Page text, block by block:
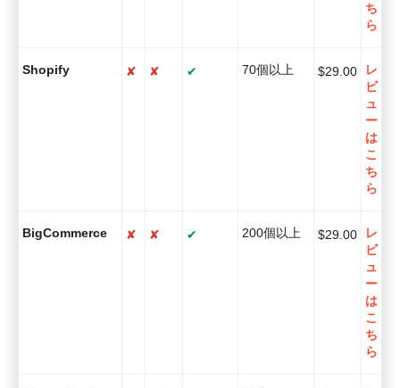
ち
ら
Shopify ✘ ✘ ✔ 70個以上 $29.00
レ
ビ
ュ
ー
は
こ
ち
ら
BigCommerce ✘ ✘ ✔ 200個以上 $29.00
レ
ビ
ュ
ー
は
こ
ち
ら